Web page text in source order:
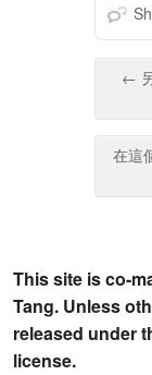
←
在這
This site is co-
Tang. Unless
released under
license.